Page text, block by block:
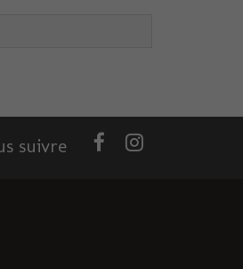
suivre